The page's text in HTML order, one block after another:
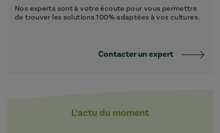
Nos experts sont à votre écoute pour vous permettre
de trouver les solutions 100% adaptées à vos cultures.
Contacter un expert
L’actu du moment